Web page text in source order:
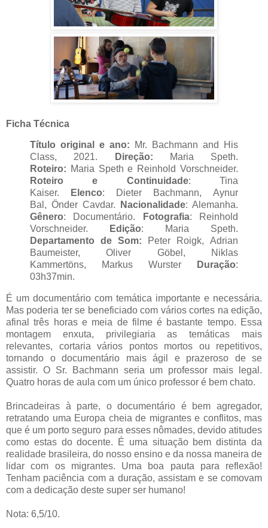
Ficha Técnica
Título original e ano: Mr. Bachmann and His
Class, 2021.
Direção: Maria Speth.
Roteiro: Maria Speth e Reinhold Vorschneider.
Roteiro e Continuidade: Tina
Kaiser.
Elenco: Dieter Bachmann, Aynur
Bal, Önder Cavdar.
Nacionalidade: Alemanha.
Gênero: Documentário. Fotografia: Reinhold
Vorschneider.
Edição: Maria Speth.
Departamento de Som:
Peter Roigk, Adrian
Baumeister, Oliver Göbel, Niklas
Kammertöns, Markus Wurster
Duração:
03h37min.
É um documentário com temática importante e necessária.
Mas poderia ter se beneficiado com vários cortes na edição,
afinal três horas e meia de filme é bastante tempo. Essa
montagem enxuta, privilegiaria as temáticas mais
relevantes, cortaria vários pontos mortos ou repetitivos,
tornando o documentário mais ágil e prazeroso de se
assistir. O Sr. Bachmann seria um professor mais legal.
Quatro horas de aula com um único professor é bem chato.
Brincadeiras à parte, o documentário é bem agregador,
retratando uma Europa cheia de migrantes e conflitos, mas
que é um porto seguro para esses nômades, devido atitudes
como estas do docente. É uma situação bem distinta da
realidade brasileira, do nosso ensino e da nossa maneira de
lidar com os migrantes. Uma boa pauta para reflexão!
Tenham paciência com a duração, assistam e se comovam
com a dedicação deste super ser humano!
Nota: 6,5/10.